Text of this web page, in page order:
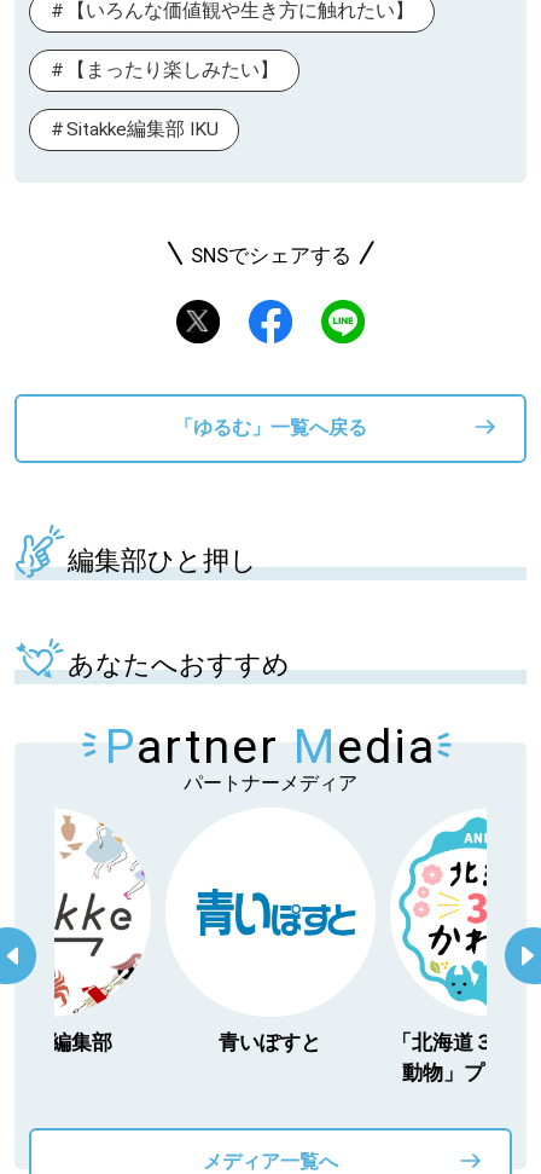
【いろんな価値観や生き方に触れたい】
【まったり楽しみたい】
Sitakke編集部 IKU
SNSでシェアする
「ゆるむ」一覧へ戻る
編集部ひと押し
あなたへおすすめ
Partner Media
パートナーメディア
編集部 青いぽすと
「北海道３大
動物」プロジ
メディア一覧へ